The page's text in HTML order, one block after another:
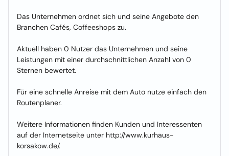
Das Unternehmen ordnet sich und seine Angebote den
Branchen Cafés, Coffeeshops zu.
Aktuell haben 0 Nutzer das Unternehmen und seine
Leistungen mit einer durchschnittlichen Anzahl von 0
Sternen bewertet.
Für eine schnelle Anreise mit dem Auto nutze einfach den
Routenplaner.
Weitere Informationen finden Kunden und Interessenten
auf der Internetseite unter http://www.kurhaus-
korsakow.de/.